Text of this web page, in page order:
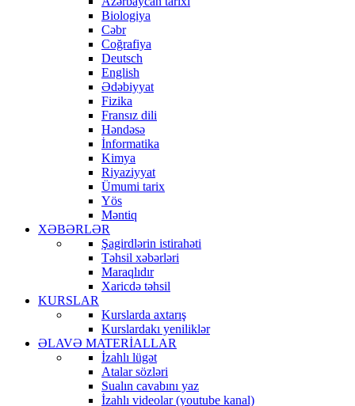
Biologiya
Cəbr
Coğrafiya
Deutsch
English
Ədəbiyyat
Fizika
Fransız dili
Həndəsə
İnformatika
Kimya
Riyaziyyat
Ümumi tarix
Yös
Məntiq
XƏBƏRLƏR
Şagirdlərin istirahəti
Təhsil xəbərləri
Maraqlıdır
Xaricdə təhsil
KURSLAR
Kurslarda axtarış
Kurslardakı yeniliklər
ƏLAVƏ MATERİALLAR
İzahlı lügət
Atalar sözləri
Sualın cavabını yaz
İzahlı videolar (youtube kanal)